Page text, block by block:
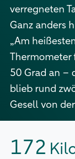
verregneten
Ganz anders
„Am
Thermometer
50 Grad an –
blieb rund
Gesell von
172